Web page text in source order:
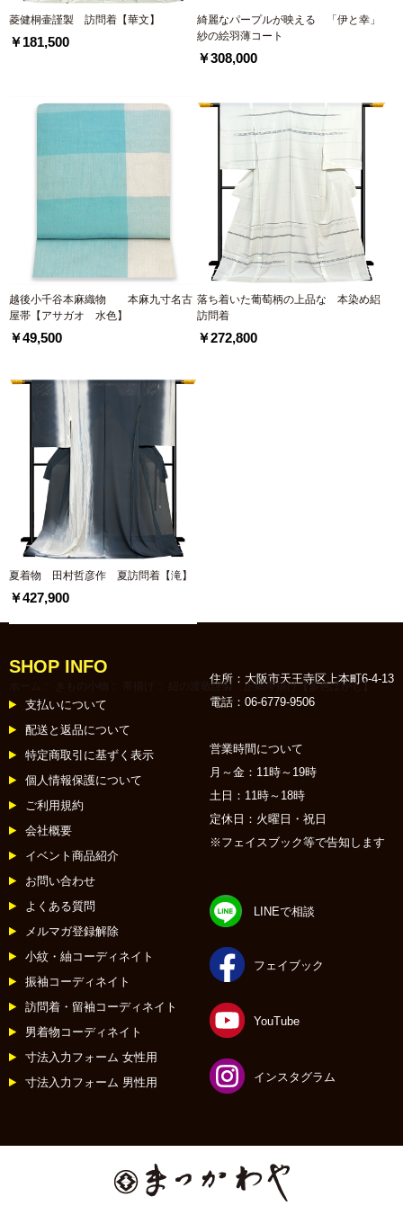
菱健桐壷謹製 訪問着【華文】
￥181,500
綺麗なパープルが映える 「伊と幸」
紗の絵羽薄コート
￥308,000
越後小千谷本麻織物 本麻九寸名古
屋帯【アサガオ 水色】
￥49,500
落ち着いた葡萄柄の上品な 本染め絽
訪問着
￥272,800
夏着物 田村哲彦作 夏訪問着【滝】
￥427,900
:: 紐の渡敬謹製 正絹帯揚げ【多色ぼかし】
SHOP INFO
支払いについて
配送と返品について
特定商取引に基ずく表示
個人情報保護について
ご利用規約
会社概要
イベント商品紹介
お問い合わせ
よくある質問
メルマガ登録解除
小紋・紬コーディネイト
振袖コーディネイト
訪問着・留袖コーディネイト
男着物コーディネイト
寸法入力フォーム 女性用
寸法入力フォーム 男性用
住所：大阪市天王寺区上本町6-4-13
電話：06-6779-9506
営業時間について
月～金：11時～19時
土日：11時～18時
定休日：火曜日・祝日
※フェイスブック等で告知します
LINEで相談
フェイブック
YouTube
インスタグラム